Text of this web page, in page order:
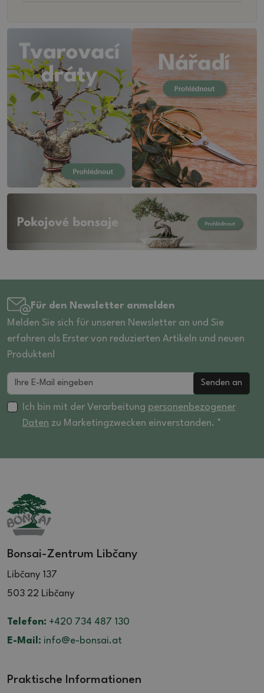
Für den Newsletter anmelden
Melden Sie sich für unseren Newsletter an und Sie
erfahren als Erster von reduzierten Artikeln und neuen
Produkten!
Senden an
Ich bin mit der Verarbeitung personenbezogener
Daten zu Marketingzwecken einverstanden. *
Bonsai-Zentrum Libčany
Libčany 137
503 22 Libčany
Telefon: +420 734 487 130
E-Mail: info@e-bonsai.at
Praktische Informationen